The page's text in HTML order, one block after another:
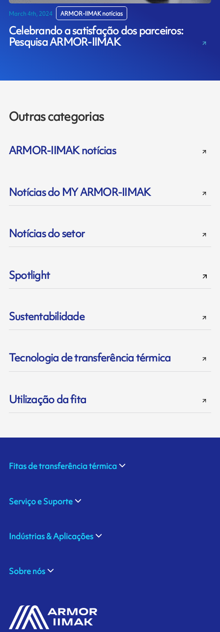
March 4th, 2024 ARMOR-IIMAK notícias
Celebrando a satisfação dos parceiros:
Pesquisa ARMOR-IIMAK
Outras categorias
ARMOR-IIMAK notícias
Notícias do MY ARMOR-IIMAK
Notícias do setor
Spotlight
Sustentabilidade
Tecnologia de transferência térmica
Utilização da fita
Fitas de transferência térmica
Serviço e Suporte
Indústrias & Aplicações
Sobre nós